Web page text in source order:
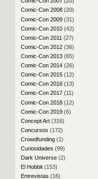
Comic-Con 2008(20)
Comic-Con 2009(31)
Comic-Con 2010(42)
Comic-Con 2011 (27)
Comic-Con 2012(36)
Comic-Con 2013(65)
Comic-Con 2014(26)
Comic-Con 2015(12)
Comic-Con 2016(13)
Comic-Con 2017(11)
Comic-Con 2018(12)
Comic-Con 2019(6)
Concept Art(316)
Concursos (172)
Crowdfunding(1)
Curiosidades (99)
Dark Universe(2)
El Hobbit(153)
Entrevistas (16)